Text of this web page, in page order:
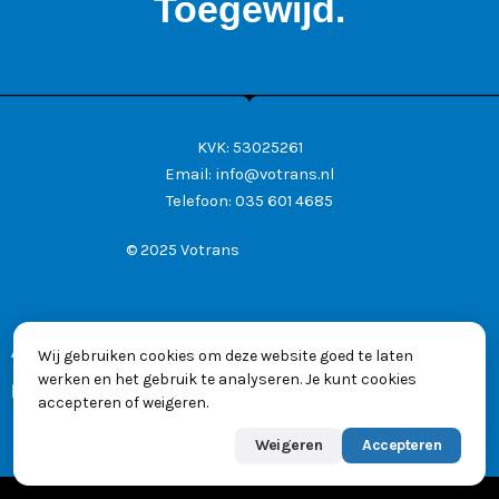
Toegewijd.
KVK: 53025261
Email: info@votrans.nl
Telefoon: 035 601 4685
© 2025 Votrans
Algemene voorwaarden
Privacyverklaring
Wij gebruiken cookies om deze website goed te laten
werken en het gebruik te analyseren. Je kunt cookies
accepteren of weigeren.
Weigeren Accepteren